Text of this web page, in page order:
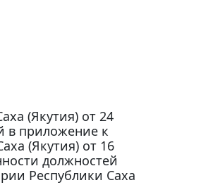
(Якутия) от 24
в приложение к
(Якутия) от 16
должностей
Республики Саха